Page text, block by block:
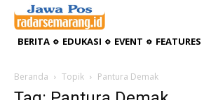
BERITA EDUKASI EVENT FEATURES
Beranda Topik Pantura Demak